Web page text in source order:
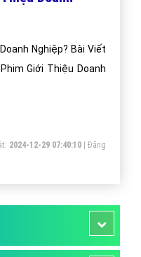
Nghiệp? Bài Viết
Giới Thiệu Doanh
2024-12-29 07:40:10|Đăng